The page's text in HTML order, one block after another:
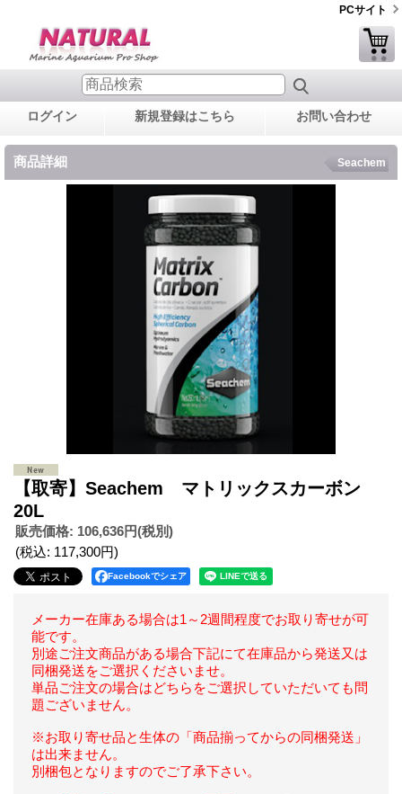
PCサイト
ログイン 新規登録はこちら お問い合わせ
商品詳細 Seachem
【取寄】Seachem マトリックスカーボン
20L
販売価格: 106,636円(税別)
(税込: 117,300円)
Facebookでシェア
メーカー在庫ある場合は1～2週間程度でお取り寄せが可
能です。
別途ご注文商品がある場合下記にて在庫品から発送又は
同梱発送をご選択くださいませ。
単品ご注文の場合はどちらをご選択していただいても問
題ございません。
※お取り寄せ品と生体の「商品揃ってからの同梱発送」
は出来ません。
別梱包となりますのでご了承下さい。